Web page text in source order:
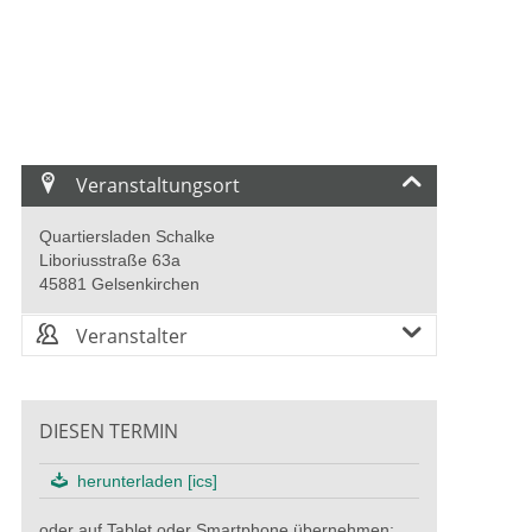
Veranstaltungsort
Quartiersladen Schalke
Liboriusstraße 63a
45881 Gelsenkirchen
Veranstalter
DIESEN TERMIN
herunterladen [ics]